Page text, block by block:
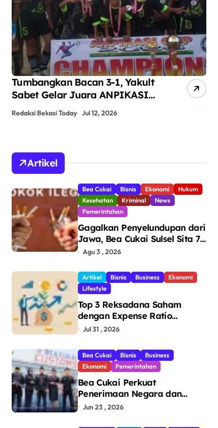
Tumbangkan Bacan 3-1, Yakult
Sabet Gelar Juara ANPIKASI
CUP 2026
Redaksi Bekasi Today Jul 12, 2026
Artikel
Bea Cukai Bisnis Ekonomi
Hukum
Kesehatan
Kriminal
News
Pemerintahan
Gagalkan Penyelundupan dari
Jawa, Bea Cukai Sulsel Sita 7,8
Juta Batang Rokok Ilegal
Makassar
Agu 3 , 2026
Artikel Bisnis Business
Ekonomi
Lifestyle
Top 3 Reksadana Saham
dengan Expense Ratio
Terendah
Jul 31 , 2026
Bea Cukai Bisnis
Business
Ekonomi
Pemerintahan
Bea Cukai Perkuat
Penerimaan Negara dan
Pengawasan, Setor Rp123,8
Jun 23 , 2026